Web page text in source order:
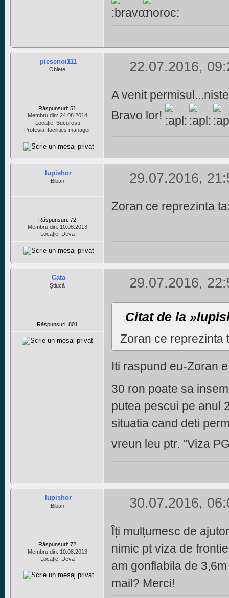
piesenoi111
Oblete
Răspunsuri: 51
Membru din: 24.08.2014
Locație: Bucuresti
Profesia: facilities manager
22.07.2016,
A venit
Bravo lor!
lupishor
Biban
Răspunsuri: 72
Membru din: 10.08.2013
Locație: Deva
29.07.2016,
Zoran ce reprezinta
Cata
Știucă
Răspunsuri: 801
29.07.2016,
Citat de la
Zoran ce reprezinta
Iti raspund eu-Zoran
30 ron poate sa
putea pescui pe anul
situatia cand deti
vreun leu ptr. "Viza
lupishor
Biban
Răspunsuri: 72
Membru din: 10.08.2013
Locație: Deva
30.07.2016,
Îți mulțumesc de
nimic pt viza de
am gonflabila de
mail? Merci!